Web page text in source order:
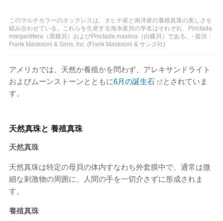
このマルチカラーのネックレスは、タヒチ産と南洋産の養殖真珠の美しさを
組み合わせている。これらを生産する海水産貝の学名はそれぞれ、Pinctada
margaritifera（黒蝶貝）およびPinctada maxima（白蝶貝）である。- 提供：
Frank Mastoloni & Sons, Inc. (Frank Mastoloni & サンズ社)
アメリカでは、天然か養殖かを問わず、アレキサンドライト
およびムーンストーンとともに6月の誕生石
とされていま
す。
天然真珠と 養殖真珠
天然真珠
天然真珠は特定の母貝の体内すなわち外套膜中で、通常は微
細な刺激物の周囲に、人間の手を一切介さずに形成されま
す。
養殖真珠